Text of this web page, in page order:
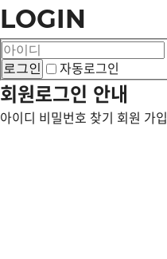
LOGIN
자동로그인
회원로그인 안내
아이디 비밀번호 찾기 회원 가입